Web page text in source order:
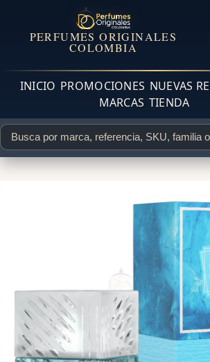
PERFUMES ORIGINALES
COLOMBIA
INICIO PROMOCIONES NUEVAS
MARCAS TIENDA